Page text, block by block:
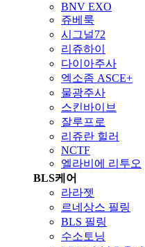
BNV EXO
쥬베룩
시그널72
리쥬하이
다이아주사
엑소좀 ASCE+
물광주사
스킨바이브
잘루프로
리쥬란 힐러
NCTF
엘라비에 리투오
BLS케어
라라젯
르네상스 필링
BLS 필링
수소토닝